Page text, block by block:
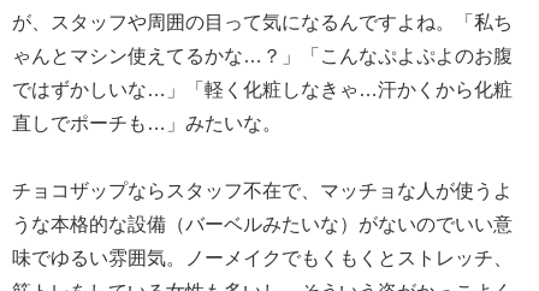
が、スタッフや周囲の目って気になるんですよね。「私ち
ゃんとマシン使えてるかな…？」「こんなぷよぷよのお腹
ではずかしいな…」「軽く化粧しなきゃ…汗かくから化粧
直しでポーチも…」みたいな。
チョコザップならスタッフ不在で、マッチョな人が使うよ
うな本格的な設備（バーベルみたいな）がないのでいい意
味でゆるい雰囲気。ノーメイクでもくもくとストレッチ、